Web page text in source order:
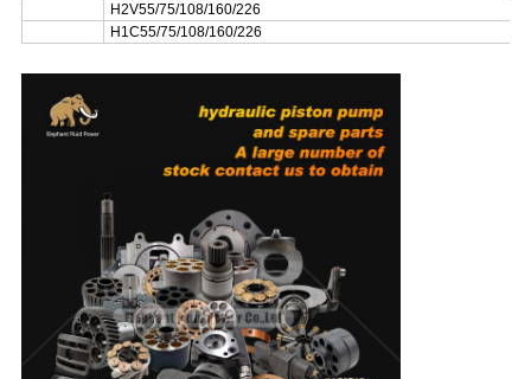
H2V55/75/108/160/226
H1C55/75/108/160/226